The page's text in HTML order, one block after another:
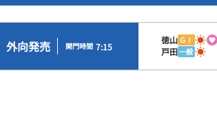
外向発売 開門時間 7:15
徳山 ＧⅠ
戸田一般